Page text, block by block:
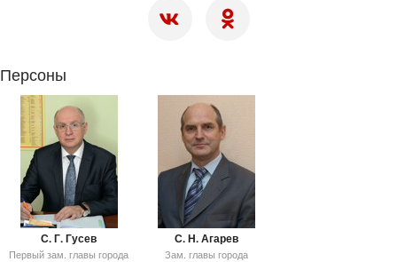
Персоны
С. Г. Гусев
Первый зам. главы города
С. Н. Агарев
Зам. главы города